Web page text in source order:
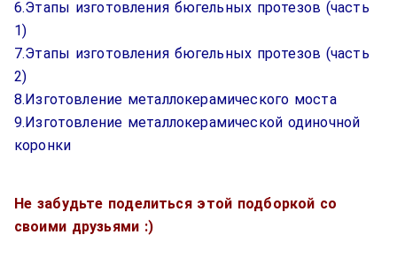
6.Этапы изготовления бюгельных протезов (часть
1)
7.Этапы изготовления бюгельных протезов (часть
2)
8.Изготовление металлокерамического моста
9.Изготовление металлокерамической одиночной
коронки
Не забудьте поделиться этой подборкой со
своими друзьями :)